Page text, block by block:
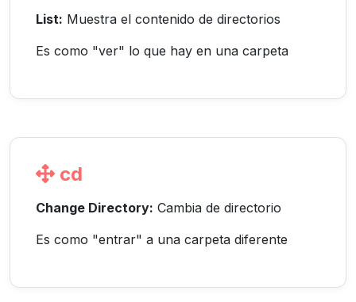
List: Muestra el contenido de directorios
Es como "ver" lo que hay en una carpeta
cd
Change Directory: Cambia de directorio
Es como "entrar" a una carpeta diferente